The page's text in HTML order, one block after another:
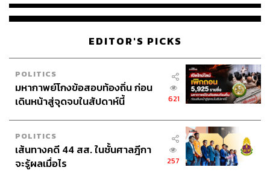
ขยายตัวอย่างต่อเนื่อง ทั้งกลุ่ม HEV, PHEV และ BEV เป็น
เครื่องยืนยันว่ามาตรการของบอร์ดอีวีที่มุ่งสร้างประเทศไทย
ให้เป็นฐานสำคัญของการผลิตและส่งออกรถยนต์ไฟฟ้าของ
จับต้องได้ ทั้งในแง่การลงทุน เทคโนโลยี และการผลิตจริงใน
ประเทศ สำหรับการประชุมในวันนี้ บอร์ดอีวีได้ปรับปรุง
เงื่อนไขของมาตรการต่าง ๆ เพื่อเพิ่มความยืดหยุ่นให้
สอดคล้องกับสถานการณ์โลกและรักษาเสถียรภาพของตลาด
ภายในประเทศ นอกจากนี้ การเติบโตของ EV กำลังสร้าง
ดีมานด์ใหม่ให้ผู้ผลิตชิ้นส่วนไทย และเพิ่มบทบาทของ
ประเทศไทยในห่วงโซ่อุปทานยานยนต์โลก” นฤตม์ กล่าว
EDITOR'S PICKS
POLITICS
มหากาพย์โกงข้อสอบท้องถิ่น ก่อน
เดินหน้าสู่จุดจบในสัปดาห์นี้
621
POLITICS
เส้นทางคดี 44 สส. ในชั้นศาลฎีกา
จะรู้ผลเมื่อไร
257